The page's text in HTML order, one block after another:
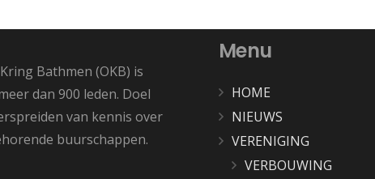
Bathmen (OKB) is
dan 900 leden. Doel
van kennis over
buurschappen.
Menu
HOME
NIEUWS
VERENIGING
VERBOUWING